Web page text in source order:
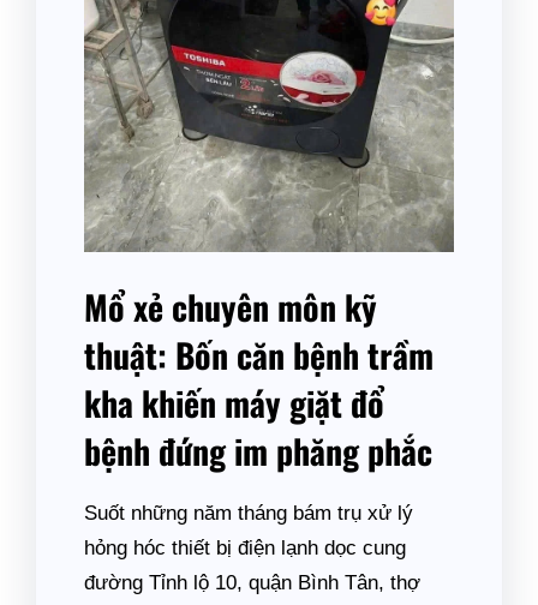
Mổ xẻ chuyên môn kỹ
thuật: Bốn căn bệnh trầm
kha khiến máy giặt đổ
bệnh đứng im phăng phắc
Suốt những năm tháng bám trụ xử lý
hỏng hóc thiết bị điện lạnh dọc cung
đường Tỉnh lộ 10, quận Bình Tân, thợ